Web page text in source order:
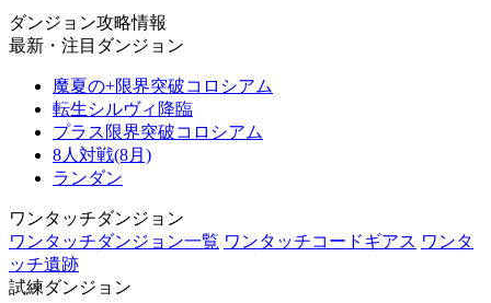
ダンジョン攻略情報
最新・注目ダンジョン
魔夏の+限界突破コロシアム
転生シルヴィ降臨
プラス限界突破コロシアム
8人対戦(8月)
ランダン
ワンタッチダンジョン
ワンタッチダンジョン一覧 ワンタッチコードギアス ワンタ
ッチ遺跡
試練ダンジョン